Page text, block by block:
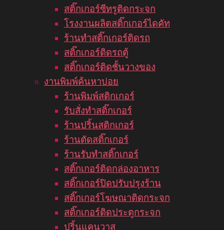
สติ๊กเกอร์ซีทรูติดกระจก
โรงงานผลิตสติ๊กเกอร์ไดคัท
ร้านทำสติ๊กเกอร์ติดรถ
สติ๊กเกอร์ติดรถตู้
สติ๊กเกอร์ติดชั้นวางของ
งานพิมพ์ค้นหาบ่อย
ร้านพิมพ์สติกเกอร์
รับสั่งทำสติ๊กเกอร์
ร้านปริ้นสติกเกอร์
ร้านตัดสติ๊กเกอร์
ร้านรับทำสติ๊กเกอร์
สติ๊กเกอร์ติดกล่องอาหาร
สติ๊กเกอร์ปิดปรับปรุงร้าน
สติ๊กเกอร์โฆษณาติดกระจก
สติ๊กเกอร์ติดประตูกระจก
ปริ้นแคนวาส